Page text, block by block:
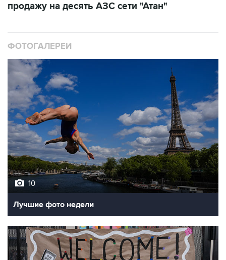
10
Лучшие фото недели